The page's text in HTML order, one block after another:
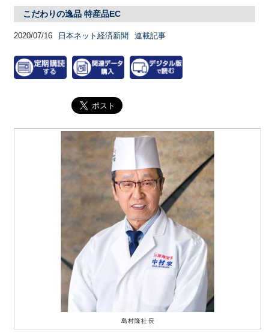
こだわりの逸品 特産品EC
2020/07/16 日本ネット経済新聞 連載記事
島村隆社長